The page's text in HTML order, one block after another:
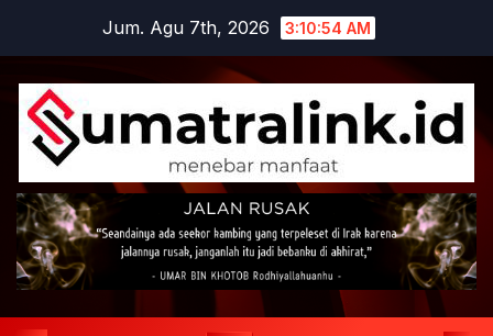
content
Jum. Agu 7th, 2026 3:10:55 AM